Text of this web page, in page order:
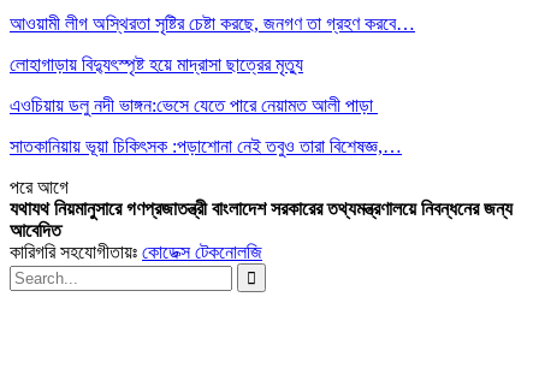
আওয়ামী লীগ অস্থিরতা সৃষ্টির চেষ্টা করছে, জনগণ তা গ্রহণ করবে…
লোহাগাড়ায় বিদ্যুৎস্পৃষ্ট হয়ে মাদ্রাসা ছাত্রের মৃত্যু
এওচিয়ায় ডলু নদী ভাঙ্গন:ভেসে যেতে পারে নেয়ামত আলী পাড়া
সাতকানিয়ায় ভূয়া চিকিৎসক :পড়াশোনা নেই তবুও তারা বিশেষজ্ঞ,…
পরেআগে
যথাযথ নিয়মানুসারে গণপ্রজাতন্ত্রী বাংলাদেশ সরকারের তথ্যমন্ত্রণালয়ে নিবন্ধনের জন্য
আবেদিত
কারিগরি সহযোগীতায়ঃ কোডেক্স টেকনোলজি